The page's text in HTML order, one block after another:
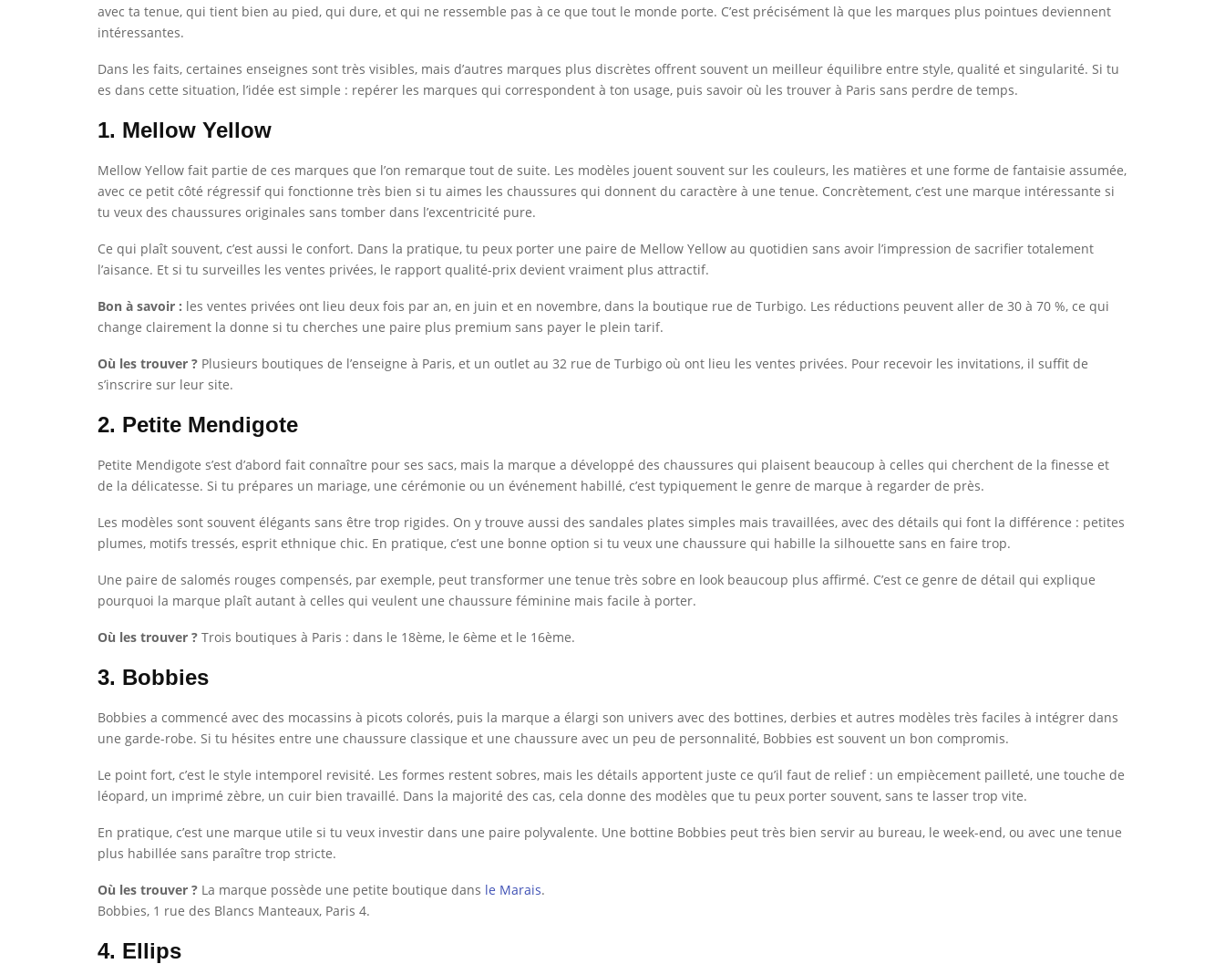
avec ta tenue, qui tient bien au pied, qui dure, et qui ne ressemble pas à ce que tout le monde porte. C’est précisément là que les marques plus pointues deviennent
intéressantes.
Dans les faits, certaines enseignes sont très visibles, mais d’autres marques plus discrètes offrent souvent un meilleur équilibre entre style, qualité et singularité. Si tu
es dans cette situation, l’idée est simple : repérer les marques qui correspondent à ton usage, puis savoir où les trouver à Paris sans perdre de temps.
1. Mellow Yellow
Mellow Yellow fait partie de ces marques que l’on remarque tout de suite. Les modèles jouent souvent sur les couleurs, les matières et une forme de fantaisie assumée,
avec ce petit côté régressif qui fonctionne très bien si tu aimes les chaussures qui donnent du caractère à une tenue. Concrètement, c’est une marque intéressante si
tu veux des chaussures originales sans tomber dans l’excentricité pure.
Ce qui plaît souvent, c’est aussi le confort. Dans la pratique, tu peux porter une paire de Mellow Yellow au quotidien sans avoir l’impression de sacrifier totalement
l’aisance. Et si tu surveilles les ventes privées, le rapport qualité-prix devient vraiment plus attractif.
Bon à savoir : les ventes privées ont lieu deux fois par an, en juin et en novembre, dans la boutique rue de Turbigo. Les réductions peuvent aller de 30 à 70 %, ce qui
change clairement la donne si tu cherches une paire plus premium sans payer le plein tarif.
Où les trouver ? Plusieurs boutiques de l’enseigne à Paris, et un outlet au 32 rue de Turbigo où ont lieu les ventes privées. Pour recevoir les invitations, il suffit de
s’inscrire sur leur site.
2. Petite Mendigote
Petite Mendigote s’est d’abord fait connaître pour ses sacs, mais la marque a développé des chaussures qui plaisent beaucoup à celles qui cherchent de la finesse et
de la délicatesse. Si tu prépares un mariage, une cérémonie ou un événement habillé, c’est typiquement le genre de marque à regarder de près.
Les modèles sont souvent élégants sans être trop rigides. On y trouve aussi des sandales plates simples mais travaillées, avec des détails qui font la différence : petites
plumes, motifs tressés, esprit ethnique chic. En pratique, c’est une bonne option si tu veux une chaussure qui habille la silhouette sans en faire trop.
Une paire de salomés rouges compensés, par exemple, peut transformer une tenue très sobre en look beaucoup plus affirmé. C’est ce genre de détail qui explique
pourquoi la marque plaît autant à celles qui veulent une chaussure féminine mais facile à porter.
Où les trouver ? Trois boutiques à Paris : dans le 18ème, le 6ème et le 16ème.
3. Bobbies
Bobbies a commencé avec des mocassins à picots colorés, puis la marque a élargi son univers avec des bottines, derbies et autres modèles très faciles à intégrer dans
une garde-robe. Si tu hésites entre une chaussure classique et une chaussure avec un peu de personnalité, Bobbies est souvent un bon compromis.
Le point fort, c’est le style intemporel revisité. Les formes restent sobres, mais les détails apportent juste ce qu’il faut de relief : un empiècement pailleté, une touche de
léopard, un imprimé zèbre, un cuir bien travaillé. Dans la majorité des cas, cela donne des modèles que tu peux porter souvent, sans te lasser trop vite.
En pratique, c’est une marque utile si tu veux investir dans une paire polyvalente. Une bottine Bobbies peut très bien servir au bureau, le week-end, ou avec une tenue
plus habillée sans paraître trop stricte.
Où les trouver ? La marque possède une petite boutique dans le Marais.
Bobbies, 1 rue des Blancs Manteaux, Paris 4.
4. Ellips